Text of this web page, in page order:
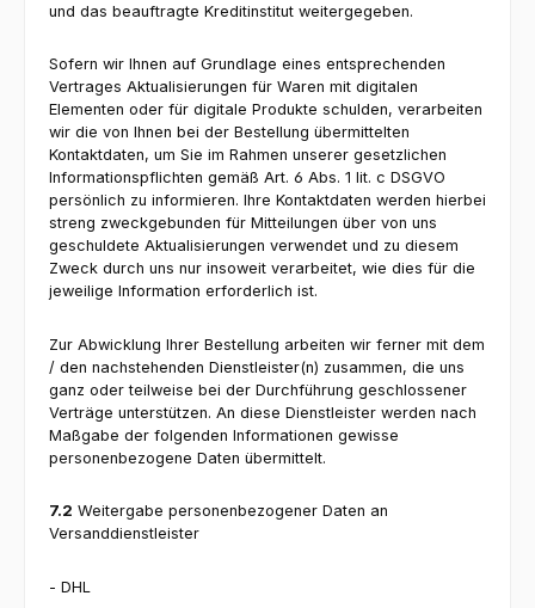
und das beauftragte Kreditinstitut weitergegeben.
Sofern wir Ihnen auf Grundlage eines entsprechenden
Vertrages Aktualisierungen für Waren mit digitalen
Elementen oder für digitale Produkte schulden, verarbeiten
wir die von Ihnen bei der Bestellung übermittelten
Kontaktdaten, um Sie im Rahmen unserer gesetzlichen
Informationspflichten gemäß Art. 6 Abs. 1 lit. c DSGVO
persönlich zu informieren. Ihre Kontaktdaten werden hierbei
streng zweckgebunden für Mitteilungen über von uns
geschuldete Aktualisierungen verwendet und zu diesem
Zweck durch uns nur insoweit verarbeitet, wie dies für die
jeweilige Information erforderlich ist.
Zur Abwicklung Ihrer Bestellung arbeiten wir ferner mit dem
/ den nachstehenden Dienstleister(n) zusammen, die uns
ganz oder teilweise bei der Durchführung geschlossener
Verträge unterstützen. An diese Dienstleister werden nach
Maßgabe der folgenden Informationen gewisse
personenbezogene Daten übermittelt.
7.2 Weitergabe personenbezogener Daten an
Versanddienstleister
- DHL